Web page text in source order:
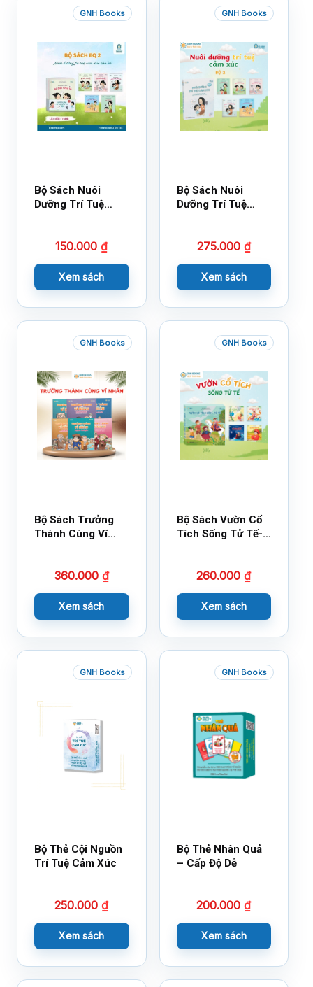
GNH Books
Bộ Sách Nuôi
Dưỡng Trí Tuệ
150.000₫
Xem sách
GNH Books
Bộ Sách Nuôi
Dưỡng Trí Tuệ
275.000 ₫
Xem sách
GNH Books
Bộ Sách Trưởng
Thành Cùng Vĩ
360.000 ₫
Xem sách
GNH Books
Bộ Sách Vườn Cổ
Tích Sống Tử Tế-
260.000₫
Xem sách
GNH Books
Bộ Thẻ Cội Nguồn
Trí Tuệ Cảm Xúc
250.000₫
Xem sách
GNH Books
Bộ Thẻ Nhân Quả
– Cấp Độ Dễ
200.000₫
Xem sách